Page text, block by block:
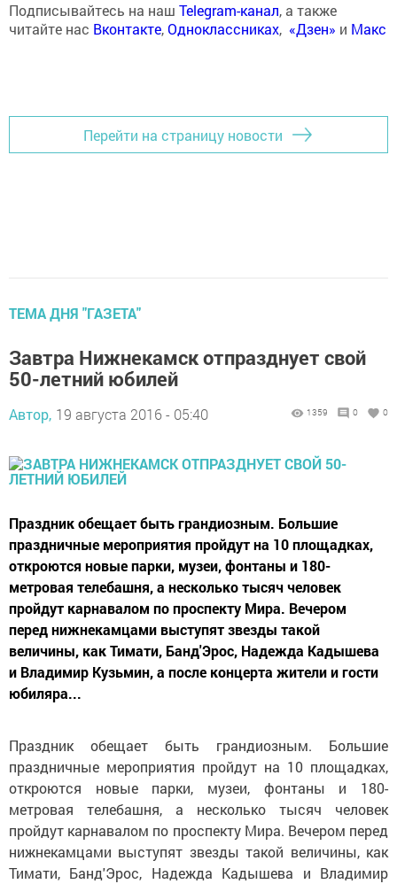
Подписывайтесь на наш Telegram-канал, а также
читайте нас Вконтакте,Одноклассниках, «Дзен» и Макс
Перейти на страницу новости
ТЕМА ДНЯ "ГАЗЕТА"
Завтра Нижнекамск отпразднует свой
50-летний юбилей
Автор, 19 августа 2016 - 05:40 1359 0 0
Праздник обещает быть грандиозным. Большие
праздничные мероприятия пройдут на 10 площадках,
откроются новые парки, музеи, фонтаны и 180-
метровая телебашня, а несколько тысяч человек
пройдут карнавалом по проспекту Мира. Вечером
перед нижнекамцами выступят звезды такой
величины, как Тимати, Банд'Эрос, Надежда Кадышева
и Владимир Кузьмин, а после концерта жители и гости
юбиляра...
Праздник обещает быть грандиозным. Большие
праздничные мероприятия пройдут на 10 площадках,
откроются новые парки, музеи, фонтаны и 180-
метровая телебашня, а несколько тысяч человек
пройдут карнавалом по проспекту Мира. Вечером перед
нижнекамцами выступят звезды такой величины, как
Тимати, Банд'Эрос, Надежда Кадышева и Владимир